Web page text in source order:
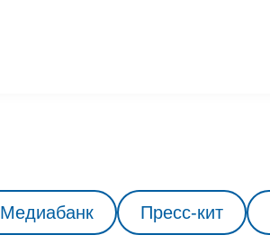
Медиабанк Пресс-кит